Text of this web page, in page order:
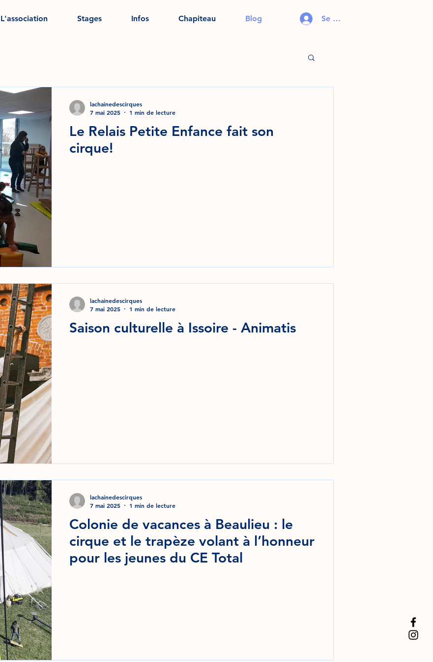
L'association Stages Infos Chapiteau Blog Se connecter
Le Relais Petite Enfance fait son
cirque!
lachainedescirques
7 mai 2025
1 min de lecture
Saison culturelle à Issoire - Animatis
lachainedescirques
7 mai 2025
1 min de lecture
Colonie de vacances à Beaulieu : le
cirque et le trapèze volant à l’honneur
pour les jeunes du CE Total
lachainedescirques
7 mai 2025
1 min de lecture